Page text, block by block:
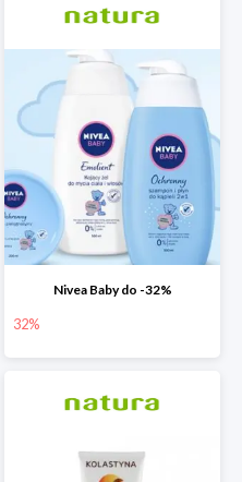
Nivea Baby do -32%
32%